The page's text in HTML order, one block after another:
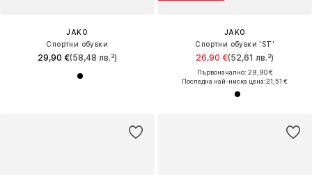
JAKO
Спортни обувки
29,90 €(58,48 лв.³)
JAKO
Спортни обувки 'ST'
26,90 €(52,61 лв.³)
Първоначално: 29,90 €
Последна най-ниска цена:21,51 €